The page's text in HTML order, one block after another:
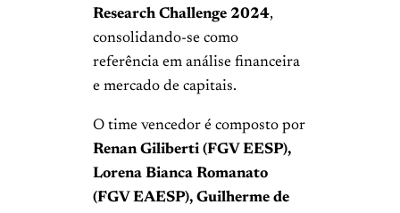
Research Challenge 2024,
consolidando-se como
referência em análise financeira
e mercado de capitais.
O time vencedor é composto por
Renan Giliberti (FGV EESP),
Lorena Bianca Romanato
(FGV EAESP), Guilherme de